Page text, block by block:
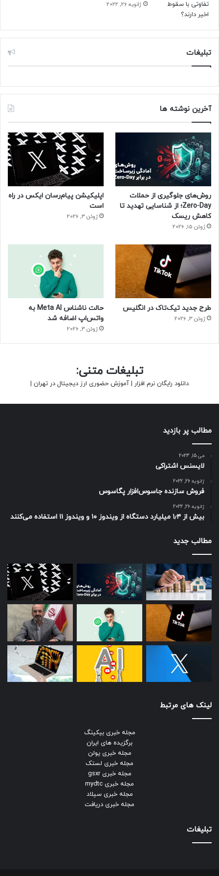
ژانویه 26, 2022
تبلیغات
آخرین نوشته ها
روش‌های جلوگیری از حملات
Zero-Day؛ از شناسایی تهدید تا
کاهش ریسک
ژوئن 15, 2026
اپلیکیشن پیام‌رسان ایکس در راه
است
ژوئن 3, 2026
طرح جدید تیک‌تاک در انگلیس
ژوئن 3, 2026
حالت ناشناس Meta AI به
واتس‌اپ اضافه شد
ژوئن 3, 2026
تبلیغات متنی:
دانلود رایگان نرم افزار | آموزش حضوری ارز دیجیتال در تهران |
مطالب پر بازدید
می 15, 2023
لایسنس اشتراکی
ژانویه 26, 2022
فروش سازنده جاسوس‌افزار پگاسوس
ژانویه 26, 2022
بیش از ۱٫۴ میلیارد دستگاه از ویندوز ۱۰ و ویندوز ۱۱ استفاده می‌کنند
مطالب جدید
لینک های مرتبط
مجله خبری بیکینگ
برگزیده های ایران
مجله خبری یولن
مجله خبری لستک
مجله خبری gsxr
مجله خبری mydtc
مجله خبری سیلاد
مجله خبری دریافت
تبلیغات